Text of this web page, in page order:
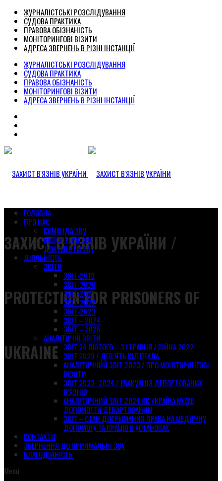
ЖУРНАЛІСТСЬКІ РОЗСЛІДУВАННЯ
СУДОВА ПРАКТИКА
ПРАВОВА ОБІЗНАНІСТЬ
МОНІТОРИНГОВІ ВІЗИТИ
АДРЕСА ЗВЕРНЕНЬ В РІЗНІ ІНСТАНЦІЇ
ЖУРНАЛІСТСЬКІ РОЗСЛІДУВАННЯ
СУДОВА ПРАКТИКА
ПРАВОВА ОБІЗНАНІСТЬ
МОНІТОРИНГОВІ ВІЗИТИ
АДРЕСА ЗВЕРНЕНЬ В РІЗНІ ІНСТАНЦІЇ
ЗАХИСТ В’ЯЗНІВ УКРАЇНИ /
PROTECTION FOR PRISONERS OF
UKRAINE
ГОЛОВНА
ПРО НАС
КОМАНДА ЗВУ
ВОЛОНТЕРИ ЗВУ
ДОКУМЕНТИ ЗВУ
ДІЯЛЬНІСТЬ
ЗВІТИ
ЗВІТ-2019
ЗВІТ-2020
ЗВІТ-2021
ЗВІТ-2022
ЗВІТ-2023
ЗВІТ – 2024
ЗВІТ – 2025
АНАЛІТИЧНІ ЗВІТИ
ЗВІТ 24 ЛЮТОГО – 31 ТРАВНЯ / ВІЙНА 2022
ЗВІТ 2023 / ДЕВ’ЯТЬ КІЛ ПЕКЛА
АНАЛІТИЧНИЙ ЗВІТ 2023 / ПРО МОНІТОРИНГОВІ
ВІЗИТИ
ЗВІТ 2023- 2024 / ЕВАКУАЦІЯ ДЕПОРТОВАНИХ
В’ЯЗНІВ
АНАЛІТИЧНИЙ ЗВІТ 2024 ЯК УКРАЇНА МОЖЕ
ДОПОМОГТИ ДЕПАРТОВАНИМ
ЗВІТ – СТАН ДОТРИМАННЯ ПРАВА НА МЕДИЧНУ
ДОПОМОГУ ТА ПРАЦЮ В УСТАНОВАХ
КОНТАКТИ
ЗВЕРНЕННЯ ДО ПРИЙМАЛЬНІ ЗВУ
БЛАГОДІЙНІСТЬ
Menu